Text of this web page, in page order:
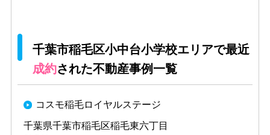
千葉市稲毛区小中台小学校エリアで最近
成約された不動産事例一覧
コスモ稲毛ロイヤルステージ
千葉県千葉市稲毛区稲毛東六丁目